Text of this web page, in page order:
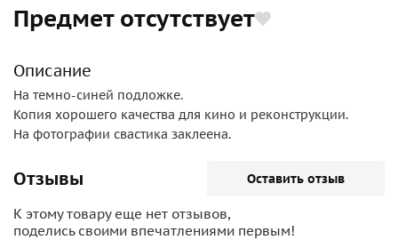
Предмет отсутствует
Описание
На темно-синей подложке.
Копия хорошего качества для кино и реконструкции.
На фотографии свастика заклеена.
Отзывы Оставить отзыв
К этому товару еще нет отзывов,
поделись своими впечатлениями первым!